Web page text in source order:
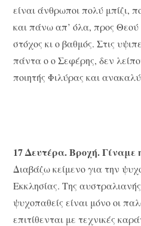
είναι άνθρωποι πολύ μπίζι,
και πάνω απ’ όλα, προς Θεού
στόχος κι ο βαθμός. Στις
πάντα ο ο Σεφέρης, δεν
ποιητής Φιλύρας και
17 Δευτέρα. Βροχή. Γίναμε
Διαβάζω κείμενο για την
Εκκλησίας. Της
ψυχοπαθείς είναι μόνο οι
επιτίθενται με τεχνικές